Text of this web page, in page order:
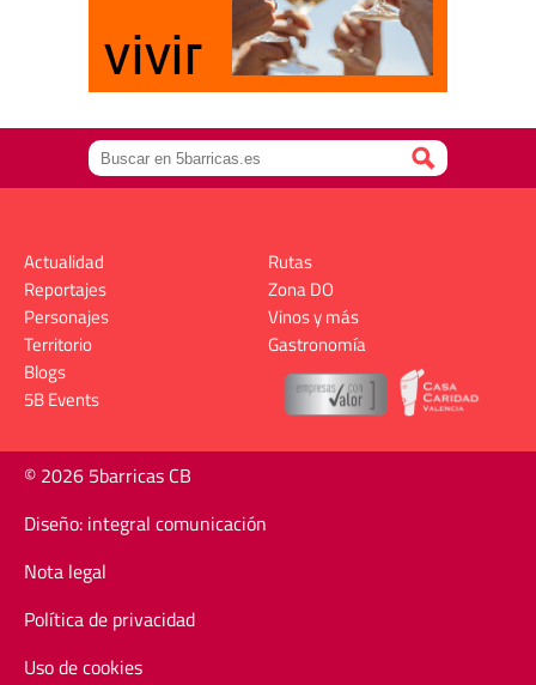
Actualidad
Reportajes
Personajes
Territorio
Rutas
Zona DO
Vinos y más
Gastronomía
Blogs
5B Events
© 2026 5barricas CB
Diseño: integral comunicación
Nota legal
Política de privacidad
Uso de cookies